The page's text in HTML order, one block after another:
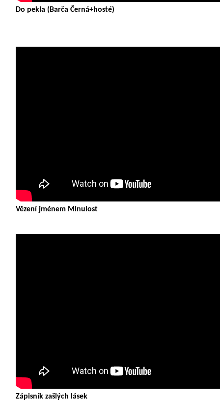
Do pekla (Barča Černá+hosté)
Vězení jménem Minulost
Zápisník zašlých lásek